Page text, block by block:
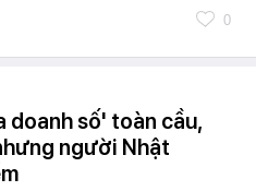
0
doanh số' toàn cầu,
người Nhật